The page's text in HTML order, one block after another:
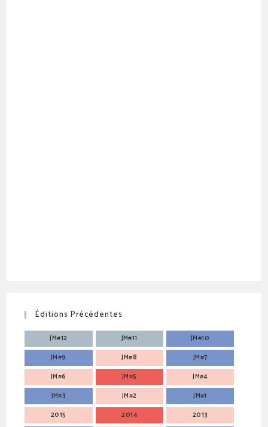
Éditions Précédentes
JM#12 JM#11
JM#10
JM#9
JM#8
JM#7
JM#6
JM#5
JM#4
JM#3
JM#2
JM#1
2015
2014
2013